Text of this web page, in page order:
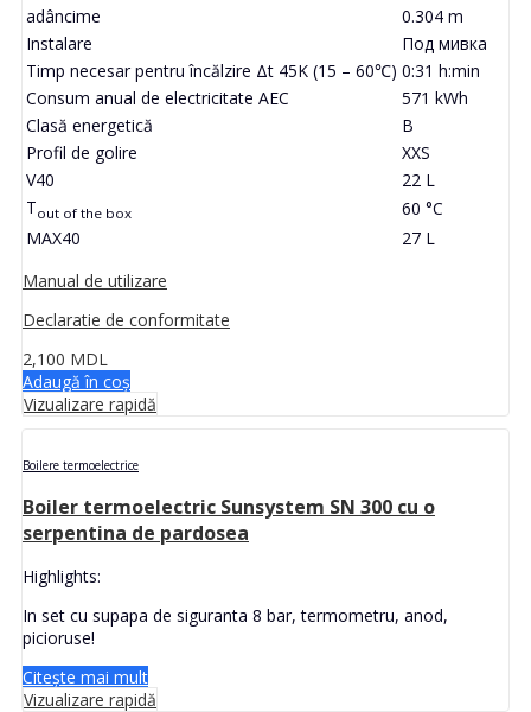
adâncime
0.304 m
Instalare
Под мивка
Timp necesar pentru încălzire Δt 45K (15 – 60℃) 0:31 h:min
Consum anual de electricitate AEC
571 kWh
Clasă energetică
B
Profil de golire
XXS
V40
22 L
Tout of the box
60 °C
MAX40
27 L
Manual de utilizare
Declaratie de conformitate
2,100 MDL
Adaugă în coș
Vizualizare rapidă
Boilere termoelectrice
Boiler termoelectric Sunsystem SN 300 cu o
serpentina de pardosea
Highlights:
In set cu supapa de siguranta 8 bar, termometru, anod,
picioruse!
Citește mai mult
Vizualizare rapidă